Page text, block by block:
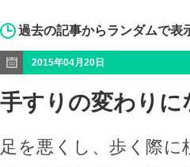
過去の記事からランダムで表
2015年04月20日
手すりの変わり
足を悪くし、歩く際